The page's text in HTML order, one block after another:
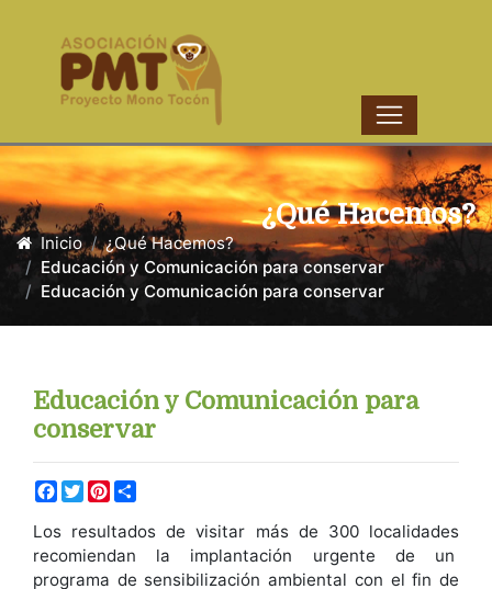
¿Qué Hacemos?
Inicio
¿Qué Hacemos?
Educación y Comunicación para conservar
Educación y Comunicación para conservar
Educación y Comunicación para
conservar
Facebook
TwitterPinterest
Los resultados de visitar más de 300 localidades
recomiendan la implantación urgente de un
programa de sensibilización ambiental con el fin de